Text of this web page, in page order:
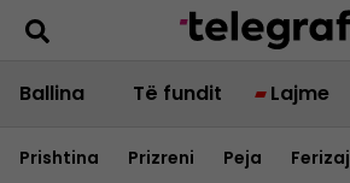
Ballina Të fundit Lajme
Prishtina Prizreni Peja Ferizaj